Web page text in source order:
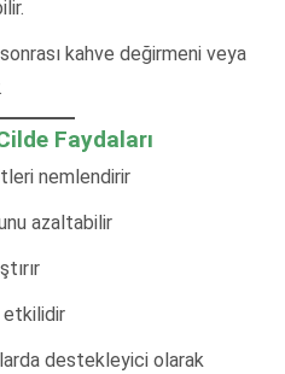
kahve değirmeni veya
Faydaları
nemlendirir
azaltabilir
etkilidir
destekleyici olarak